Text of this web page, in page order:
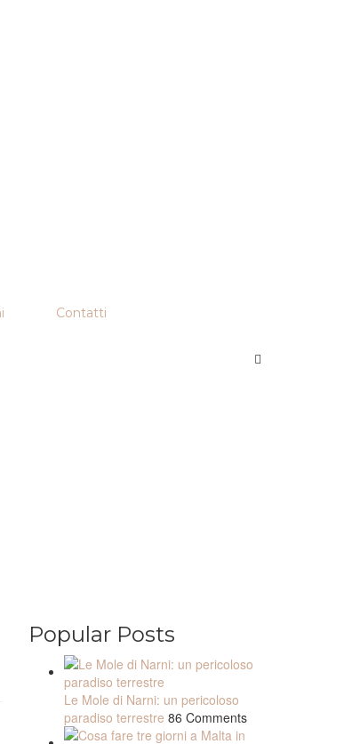
Contatti
Popular Posts
Le Mole di Narni: un pericoloso
paradiso terrestre 86 Comments